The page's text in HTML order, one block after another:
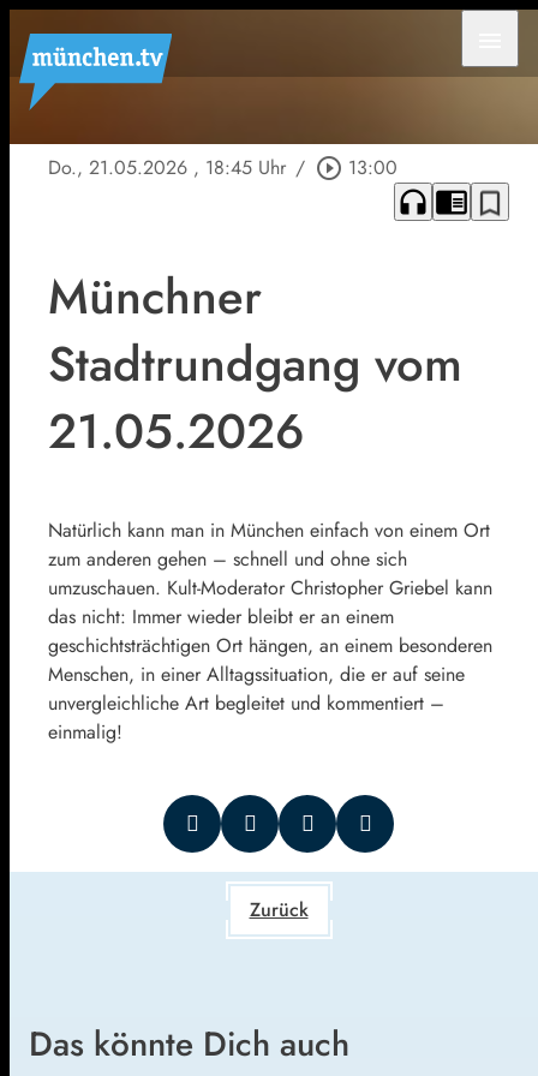
Do., 21.05.2026 , 18:45 Uhr / play_circle_outline 13:00
headphones chrome_reader_mode bookmark_border
Münchner
Stadtrundgang vom
21.05.2026
Natürlich kann man in München einfach von einem Ort
zum anderen gehen – schnell und ohne sich
umzuschauen. Kult-Moderator Christopher Griebel kann
das nicht: Immer wieder bleibt er an einem
geschichtsträchtigen Ort hängen, an einem besonderen
Menschen, in einer Alltagssituation, die er auf seine
unvergleichliche Art begleitet und kommentiert –
einmalig!
Zurück
Das könnte Dich auch